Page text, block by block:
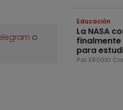
o
Educación
La NASA
finalmente
para
Por EROSKI